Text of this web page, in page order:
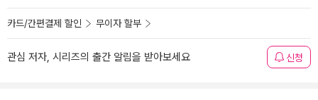
카드/간편결제 할인 무이자 할부
관심 저자, 시리즈의 출간 알림을 받아보세요 신청